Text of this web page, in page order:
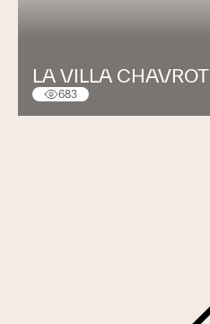
LA VILLA CHAVROT
683